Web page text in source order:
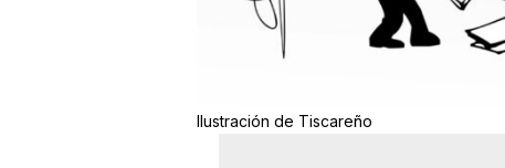
Ilustración de Tiscareño